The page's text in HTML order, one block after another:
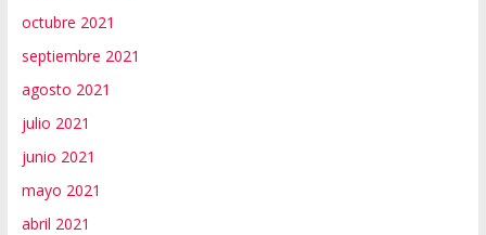
octubre 2021
septiembre 2021
agosto 2021
julio 2021
junio 2021
mayo 2021
abril 2021